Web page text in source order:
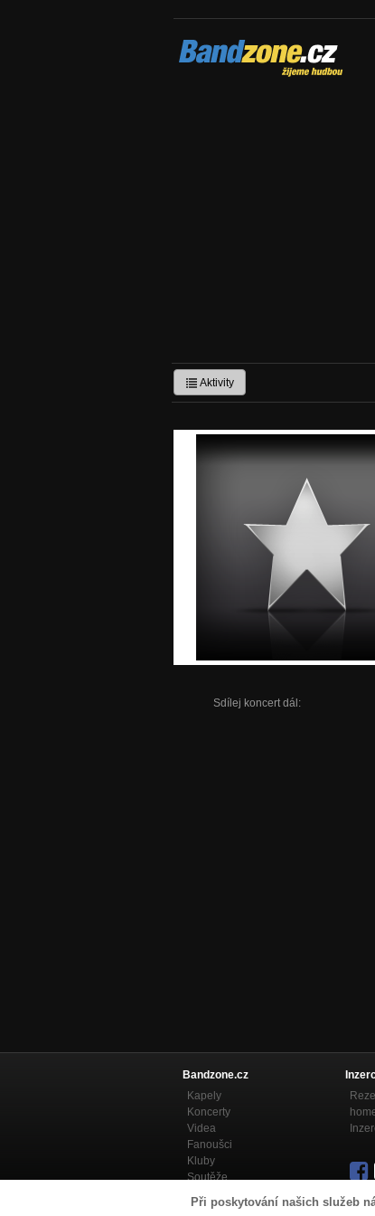
Při poskytování našich služeb
Bandzone.cz
žijeme hudbou
Aktivity
Sdílej koncert dál:
Bandzone.cz
Kapely
Koncerty
Videa
Fanoušci
Kluby
Soutěže
Bandzone.cz blog